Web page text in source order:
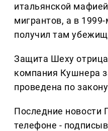
итальянской
мигрантов, а в
получил там
Защита Шеху
компания Кушнера
проведена по
Последние новости
телефоне -